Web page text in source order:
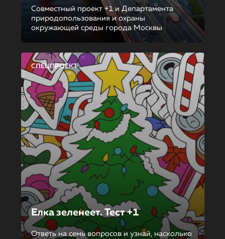
Совместный проект +1 и Департамента
природопользования и охраны
окружающей среды города Москвы
СПЕЦПРОЕКТ
Елка зеленеет. Тест +1
Ответь на семь вопросов и узнай, насколько